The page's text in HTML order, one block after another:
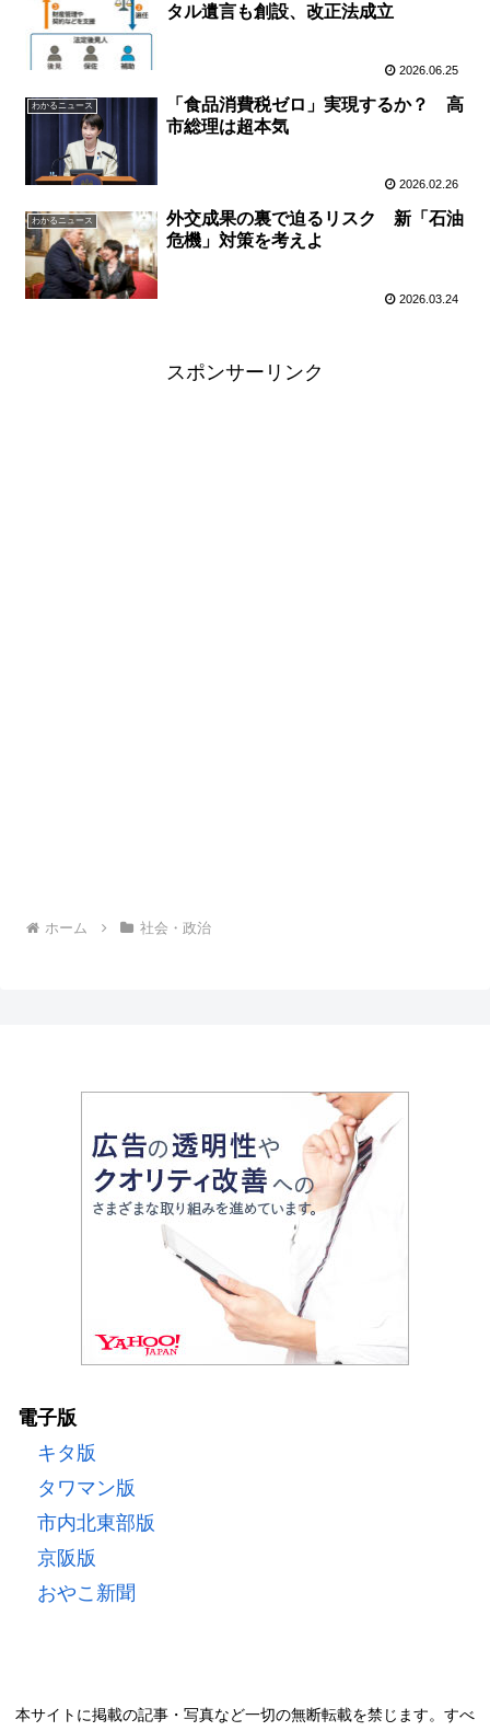
タル遺言も創設、改正法成立
2026.06.25
わかるニュース
「食品消費税ゼロ」実現するか？ 高
市総理は超本気
2026.02.26
わかるニュース
外交成果の裏で迫るリスク 新「石油
危機」対策を考えよ
2026.03.24
スポンサーリンク
ホーム 社会・政治
電子版
キタ版
タワマン版
市内北東部版
京阪版
おやこ新聞
本サイトに掲載の記事・写真など一切の無断転載を禁じます。すべ